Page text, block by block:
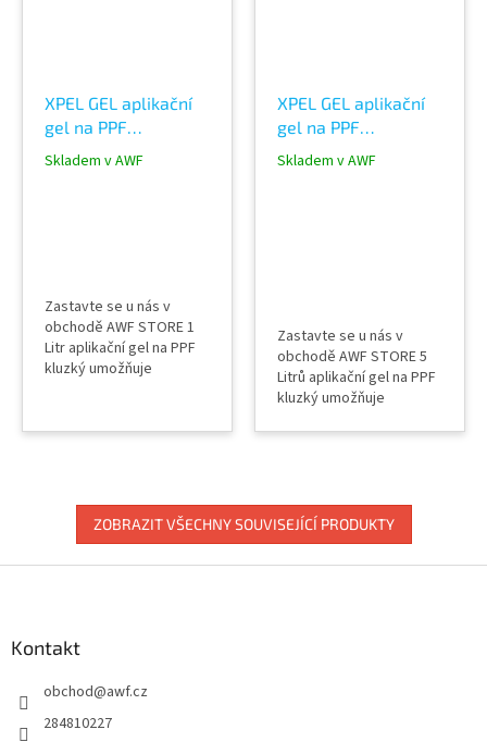
XPEL GEL aplikační
gel na PPF
polyurethan
Skladem v AWF
Zastavte se u nás v
obchodě AWF STORE 1
Litr aplikační gel na PPF
kluzký umožňuje
velice usnadní práci a
XPEL GEL aplikační
gel na PPF
polyurethan
Skladem v AWF
Zastavte se u nás v
obchodě AWF STORE 5
Litrů aplikační gel na PPF
kluzký umožňuje
nezanecháte otisky
ZOBRAZIT VŠECHNY SOUVISEJÍCÍ PRODUKTY
Kontakt
obchod@awf.cz
284810227